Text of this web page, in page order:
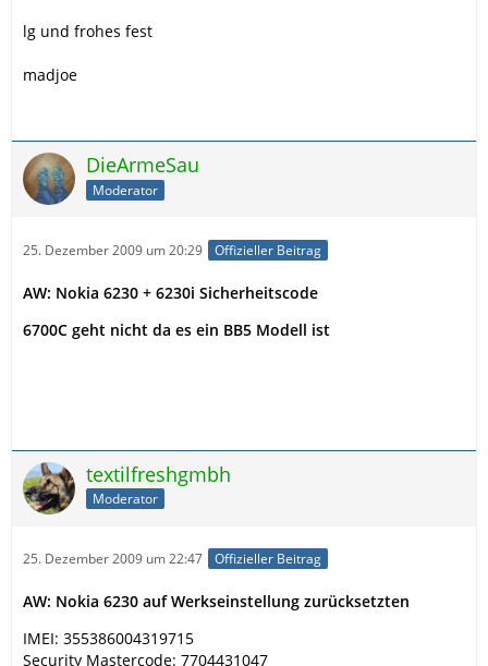
lg und frohes fest
madjoe
DieArmeSau
Moderator
25. Dezember 2009 um 20:29 Offizieller Beitrag
AW: Nokia 6230 + 6230i Sicherheitscode
6700C geht nicht da es ein BB5 Modell ist
textilfreshgmbh
Moderator
25. Dezember 2009 um 22:47 Offizieller Beitrag
AW: Nokia 6230 auf Werkseinstellung zurücksetzten
IMEI: 355386004319715
Security Mastercode: 7704431047